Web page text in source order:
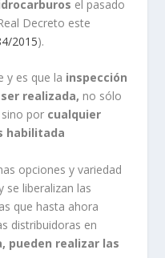
el pasado
Decreto este
2015).
y es que la inspección
realizada, no sólo
por cualquier
habilitada
opciones y variedad
se liberalizan las
que hasta ahora
distribuidoras en
pueden realizar las